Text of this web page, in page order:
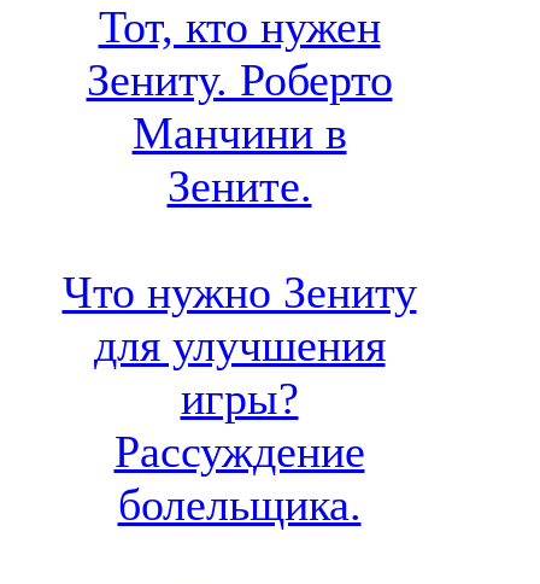
Тот, кто нужен
Зениту. Роберто
Манчини в
Зените.
Что нужно Зениту
для улучшения
игры?
Рассуждение
болельщика.